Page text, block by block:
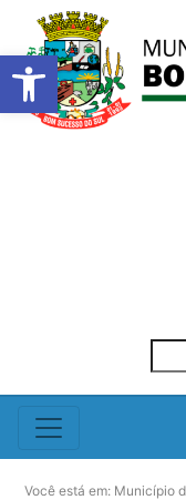
Barra de
Você está em: Município